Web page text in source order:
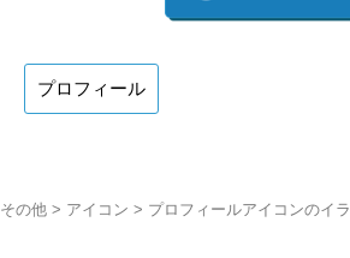
プロフィール
その他> アイコン > プロフィールアイコンのイ